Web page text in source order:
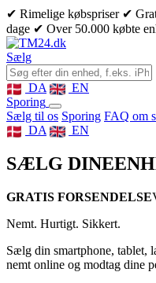
✔ Rimelige købspriser ✔
dage ✔ Over 50.000 købte
Sælg
DA
EN
Sporing
Sælg til os Sporing FAQ om
DA
EN
SÆLG DINE
GRATIS FORSENDELSE
Nemt. Hurtigt. Sikkert.
Sælg din smartphone, tablet,
nemt online og modtag dine